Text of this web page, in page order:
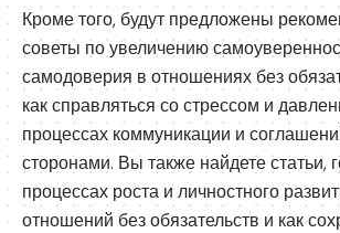
Кроме того, будут предложены
советы по увеличению
самодоверия в отношениях без
как справляться со стрессом и
процессах коммуникации и
сторонами. Вы также найдете статьи,
процессах роста и личностного
отношений без обязательств и как